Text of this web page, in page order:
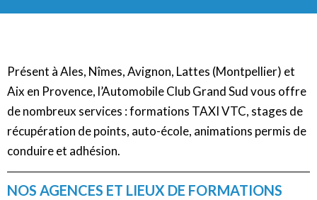
Présent à Ales, Nîmes, Avignon, Lattes (Montpellier) et
Aix en Provence, l’Automobile Club Grand Sud vous offre
de nombreux services : formations TAXI VTC, stages de
récupération de points, auto-école, animations permis de
conduire et adhésion.
NOS AGENCES ET LIEUX DE FORMATIONS